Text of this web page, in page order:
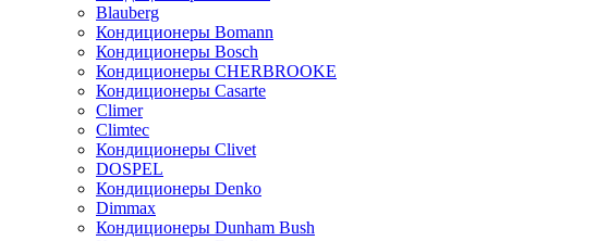
Blauberg
Кондиционеры Bomann
Кондиционеры Bosch
Кондиционеры CHERBROOKE
Кондиционеры Casarte
Climer
Climtec
Кондиционеры Clivet
DOSPEL
Кондиционеры Denko
Dimmax
Кондиционеры Dunham Bush